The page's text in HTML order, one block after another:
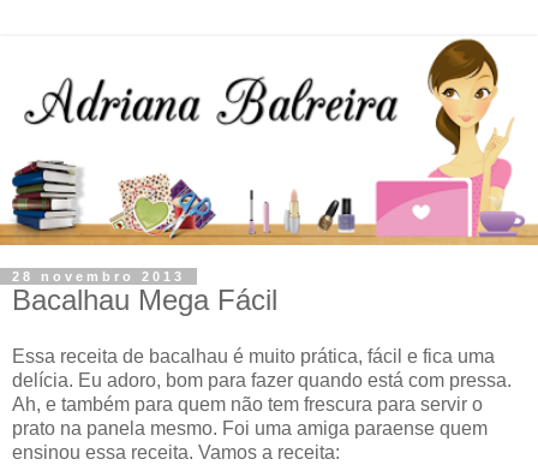
28 novembro 2013
Bacalhau Mega Fácil
Essa receita de bacalhau é muito prática, fácil e fica uma
delícia. Eu adoro, bom para fazer quando está com pressa.
Ah, e também para quem não tem frescura para servir o
prato na panela mesmo. Foi uma amiga paraense quem
ensinou essa receita. Vamos a receita: